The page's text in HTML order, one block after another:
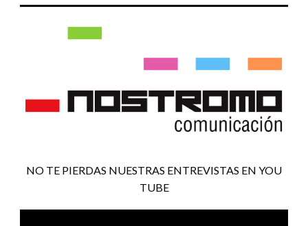
NO TE PIERDAS NUESTRAS ENTREVISTAS EN YOU
TUBE